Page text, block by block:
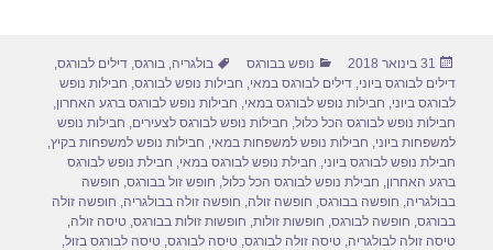
e
b
o
o
k
o
d
o
n
e
פורסם
בתאריך
31 בינואר 2018 קטגוריות
נופש בבורגס תגיות
בולגריה,בורגס,דילים לבורגס,
דילים לבורגס ביוני,דילים לבורגס במאי, חבילות נופש לבורגס, חבילות נופש
לבורגס ביוני, חבילות נופש לבורגס במאי, חבילות נופש לבורגס ברגע האחרון,
חבילות נופש לבורגס הכל כלול, חבילות נופש לבורגס לצעירים, חבילות נופש
למשפחות ביוני, חבילות נופש למשפחות במאי, חבילות נופש למשפחות בקיץ,
חבילת נופש לבורגס ביוני, חבילת נופש לבורגס במאי, חבילת נופש לבורגס
ברגע האחרון, חבילת נופש לבורגס הכל כלול, חופש זול בבורגס, חופשה
בבולגריה, חופשה בבורגס, חופשה זולה, חופשה זולה בבולגריה, חופשה זולה
בבורגס, חופשה לבורגס, חופשות זולות, חופשות זולות בבורגס,טיסה זולה,
טיסה זולה לבולגריה,טיסה זולה לבורגס,טיסה לבורגס,טיסה לבורגס בזול,